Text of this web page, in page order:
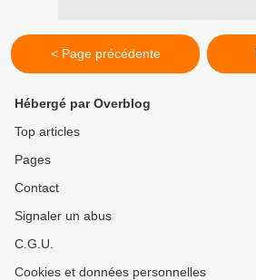
< Page précédente
Hébergé par Overblog
Top articles
Pages
Contact
Signaler un abus
C.G.U.
Cookies et données personnelles